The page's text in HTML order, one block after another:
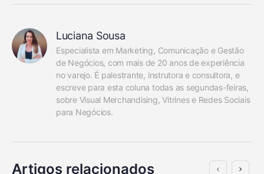
Luciana Sousa
Especialista em Marketing, Comunicação e Gestão
de Negócios, com mais de 20 anos de experiência
no varejo. É palestrante, instrutora e consultora, e
escreve para esta coluna todas as segundas-feiras,
sobre Visual Merchandising, Vitrines e Redes Sociais
para Negócios.
Artigos relacionados